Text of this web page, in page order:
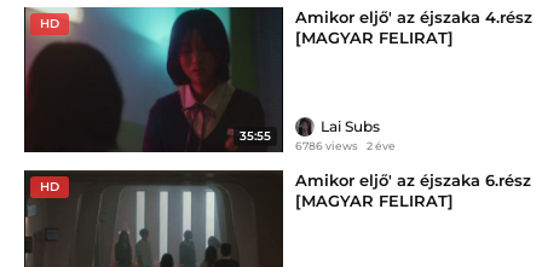
HD
35:55
Amikor eljő' az éjszaka 4.rész
[MAGYAR FELIRAT]
Lai Subs
6786 views 2 éve
HD
Amikor eljő' az éjszaka 6.rész
[MAGYAR FELIRAT]